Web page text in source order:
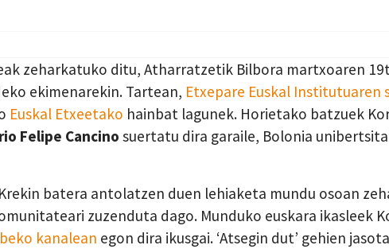
zeharkatuko ditu, Atharratzetik Bilbora martxoaren
ekimenarekin. Tartean, Etxepare Euskal
Euskal Etxeetako hainbat lagunek. Horietako batzuek
Felipe Cancino suertatu dira garaile, Bolonia
batera antolatzen duen lehiaketa mundu osoan
zuzenduta dago. Munduko euskara ikasleek
kanalean egon dira ikusgai. ‘Atsegin dut’ gehien